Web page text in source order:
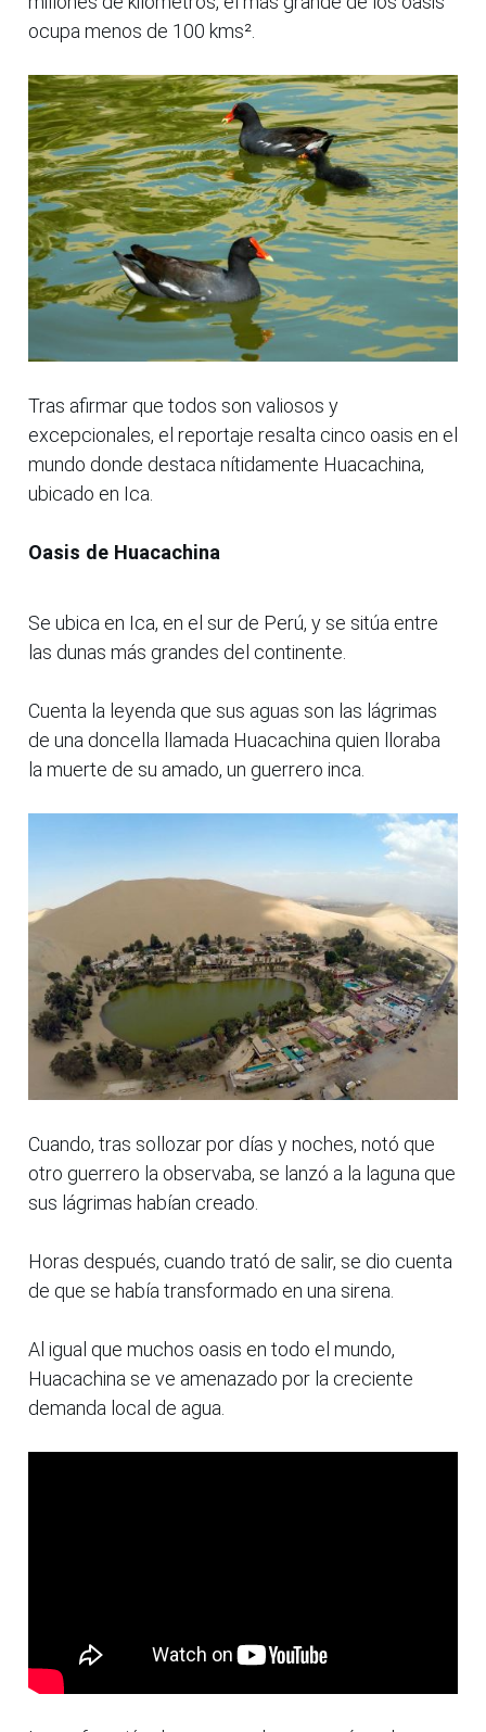
ocupa menos de 100 kms².
Tras afirmar que todos son valiosos y
excepcionales, el reportaje resalta cinco oasis en el
mundo donde destaca nítidamente Huacachina,
ubicado en Ica.
Oasis de Huacachina
Se ubica en Ica, en el sur de Perú, y se sitúa entre
las dunas más grandes del continente.
Cuenta la leyenda que sus aguas son las lágrimas
de una doncella llamada Huacachina quien lloraba
la muerte de su amado, un guerrero inca.
Cuando, tras sollozar por días y noches, notó que
otro guerrero la observaba, se lanzó a la laguna que
sus lágrimas habían creado.
Horas después, cuando trató de salir, se dio cuenta
de que se había transformado en una sirena.
Al igual que muchos oasis en todo el mundo,
Huacachina se ve amenazado por la creciente
demanda local de agua.